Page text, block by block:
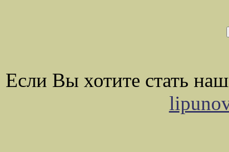
Если Вы хотите стать